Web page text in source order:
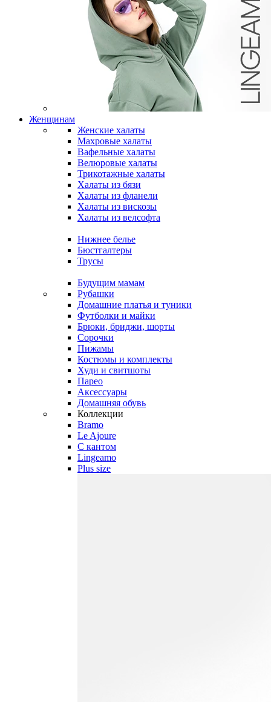
Женщинам
Женские халаты
Махровые халаты
Вафельные халаты
Велюровые халаты
Трикотажные халаты
Халаты из бязи
Халаты из фланели
Халаты из вискозы
Халаты из велсофта
Нижнее белье
Бюстгалтеры
Трусы
Будущим мамам
Рубашки
Домашние платья и туники
Футболки и майки
Брюки, бриджи, шорты
Сорочки
Пижамы
Костюмы и комплекты
Худи и свитшоты
Парео
Аксессуары
Домашняя обувь
Коллекции
Bramo
Le Ajoure
С кантом
Lingeamo
Plus size